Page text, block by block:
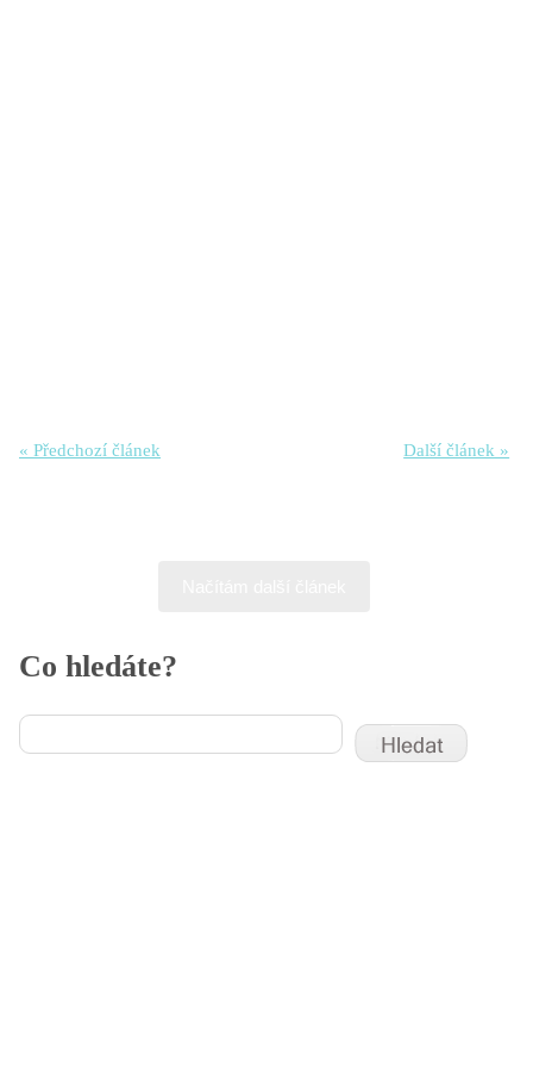
« Předchozí článek Další článek »
Co hledáte?